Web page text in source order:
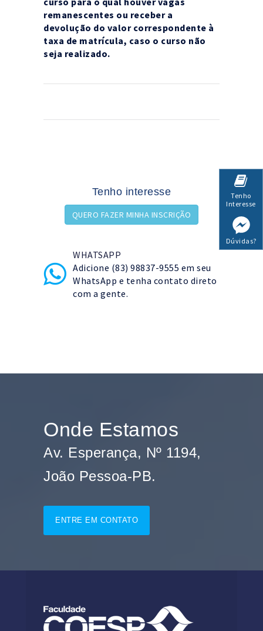
remanescentes ou receber a
devolução do valor correspondente à
taxa de matrícula, caso o curso não
seja realizado.
Tenho interesse
QUERO FAZER MINHA INSCRIÇÃO
WHATSAPP
Adicione (83) 98837-9555 em seu
WhatsApp e tenha contato direto
com a gente.
Onde Estamos
Av. Esperança, Nº 1194,
João Pessoa-PB.
ENTRE EM CONTATO
Tenho
Interesse
Dúvidas?